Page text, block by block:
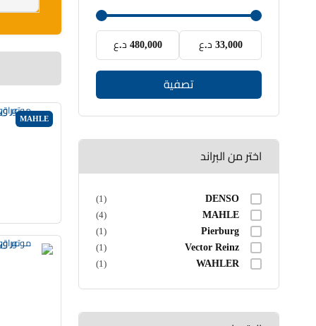
تصفية
33,000 د.ع 480,000 د.ع
اختر من البراند
DENSO
(1)
MAHLE
(4)
Pierburg
(1)
Vector Reinz
(1)
WAHLER
(1)
MAHLE